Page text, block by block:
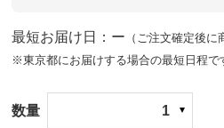
最短お届け日：ー （ご注文確定後に
※東京都にお届けする場合の最短日程で
数量 1